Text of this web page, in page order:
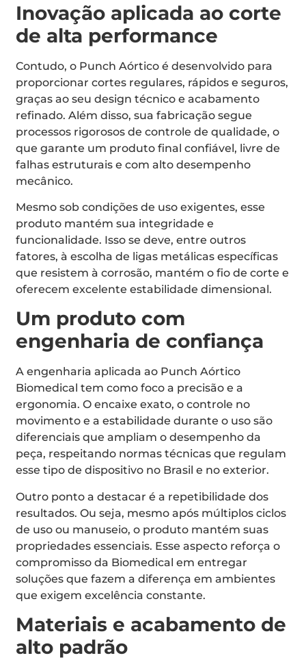
Inovação aplicada ao corte
de alta performance
Contudo, o Punch Aórtico é desenvolvido para
proporcionar cortes regulares, rápidos e seguros,
graças ao seu design técnico e acabamento
refinado. Além disso, sua fabricação segue
processos rigorosos de controle de qualidade, o
que garante um produto final confiável, livre de
falhas estruturais e com alto desempenho
mecânico.
Mesmo sob condições de uso exigentes, esse
produto mantém sua integridade e
funcionalidade. Isso se deve, entre outros
fatores, à escolha de ligas metálicas específicas
que resistem à corrosão, mantém o fio de corte e
oferecem excelente estabilidade dimensional.
Um produto com
engenharia de confiança
A engenharia aplicada ao Punch Aórtico
Biomedical tem como foco a precisão e a
ergonomia. O encaixe exato, o controle no
movimento e a estabilidade durante o uso são
diferenciais que ampliam o desempenho da
peça, respeitando normas técnicas que regulam
esse tipo de dispositivo no Brasil e no exterior.
Outro ponto a destacar é a repetibilidade dos
resultados. Ou seja, mesmo após múltiplos ciclos
de uso ou manuseio, o produto mantém suas
propriedades essenciais. Esse aspecto reforça o
compromisso da Biomedical em entregar
soluções que fazem a diferença em ambientes
que exigem excelência constante.
Materiais e acabamento de
alto padrão